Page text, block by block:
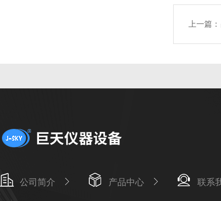
上一篇：
公司简介 产品中心 联系